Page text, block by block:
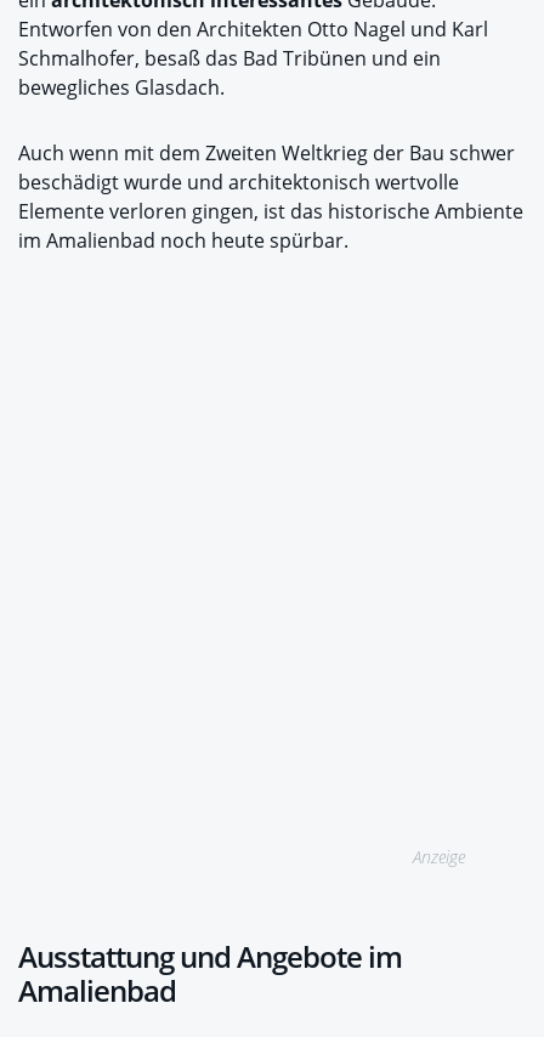
Entworfen von den Architekten Otto Nagel und Karl
Schmalhofer, besaß das Bad Tribünen und ein
bewegliches Glasdach.
Auch wenn mit dem Zweiten Weltkrieg der Bau schwer
beschädigt wurde und architektonisch wertvolle
Elemente verloren gingen, ist das historische Ambiente
im Amalienbad noch heute spürbar.
Anzeige
Ausstattung und Angebote im
Amalienbad